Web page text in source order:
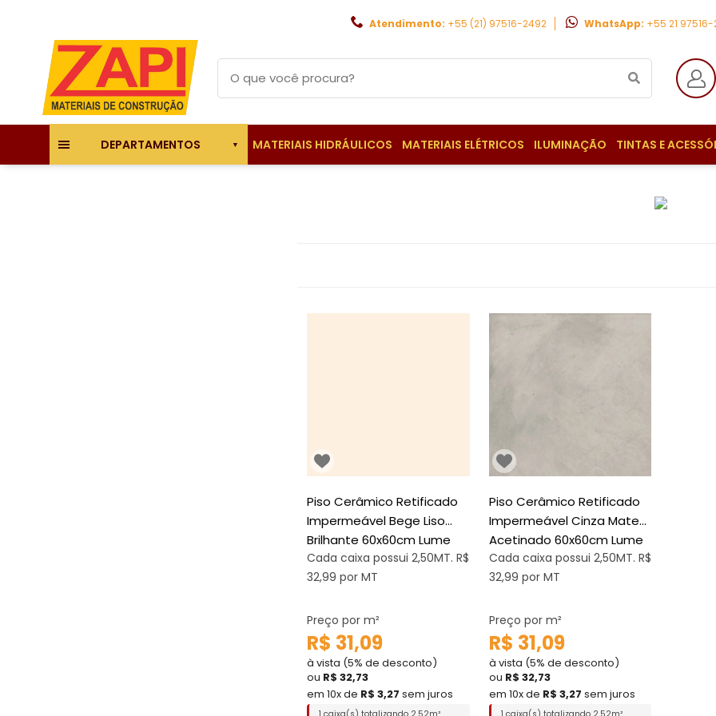
Atendimento: +55 (21) 97516-2492 WhatsApp: +55 21
DEPARTAMENTOS MATERIAIS HIDRÁULICOS MATERIAIS ELÉTRICOS ILUMINAÇÃO TINTAS E
Piso Cerâmico Retificado
Impermeável Bege Liso
Brilhante 60x60cm Lume
Cada caixa possui 2,50MT. R$
32,99 por MT
Preço por m²
R$ 31,09
à vista (5% de desconto)
ou R$ 32,73
em 10x de R$ 3,27 sem juros
1 caixa(s) totalizando 2,52m²
Piso Cerâmico Retificado
Impermeável Cinza Mate
Acetinado 60x60cm Lume
Cada caixa possui 2,50MT. R$
32,99 por MT
Preço por m²
R$ 31,09
à vista (5% de desconto)
ou R$ 32,73
em 10x de R$ 3,27 sem juros
1 caixa(s) totalizando 2,52m²